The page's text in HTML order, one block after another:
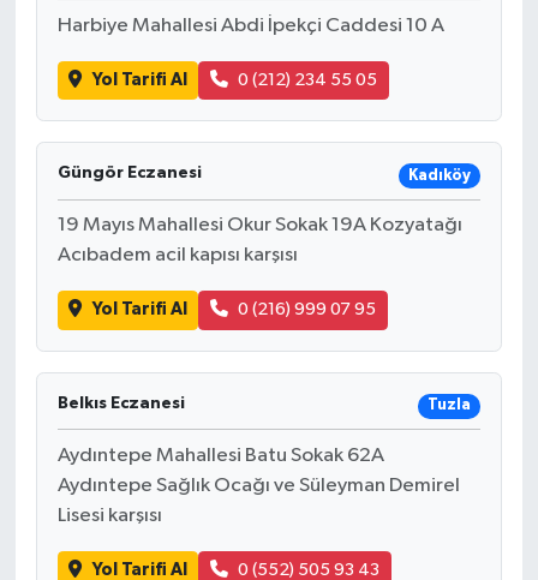
Harbiye Mahallesi Abdi İpekçi Caddesi 10 A
Yol Tarifi Al 0 (212) 234 55 05
Güngör Eczanesi Kadıköy
19 Mayıs Mahallesi Okur Sokak 19A Kozyatağı
Acıbadem acil kapısı karşısı
Yol Tarifi Al 0 (216) 999 07 95
Belkıs Eczanesi Tuzla
Aydıntepe Mahallesi Batu Sokak 62A
Aydıntepe Sağlık Ocağı ve Süleyman Demirel
Lisesi karşısı
Yol Tarifi Al 0 (552) 505 93 43